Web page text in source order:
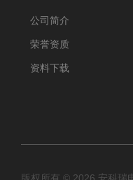
公司简介
荣誉资质
资料下载